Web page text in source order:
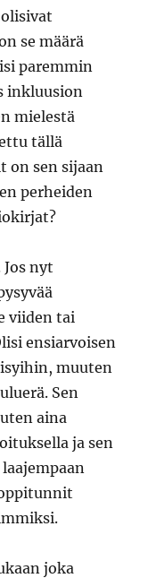
se määrä
paremmin
inkluusion
mielestä
tällä
on sen sijaan
perheiden
nyt
viiden tai
ensiarvoisen
muuten
Sen
aina
ja sen
joka